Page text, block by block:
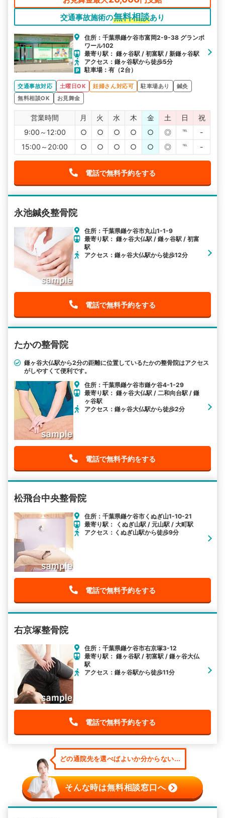
交通事故施術の無料相談あり
住所：千葉県鎌ケ谷市富岡2-9-38 グランポ
ワール102
最寄り駅： 鎌ヶ谷駅 / 初富駅 / 新鎌ヶ谷駅
アクセス：鎌ヶ谷駅から徒歩5分
駐車場：有（2台）
交通事故対応 土曜日OK 妊婦さん対応可 駐車場あり
鍼灸
無料相談OK
お見舞金
営業時間 月 火 水 木 金 土 日
祝
9:00～12:00
○ ○ ○ ○ ○ ◎ ℡
-
15:00～20:00
○ ○ ○ ○ ○ ◎ ℡ -
電話で無料予約をする
永池鍼灸整骨院
住所：千葉県鎌ケ谷市丸山1-1-9
最寄り駅： 鎌ヶ谷大仏駅 / 鎌ヶ谷駅 / 初富
駅
アクセス：鎌ヶ谷大仏駅から徒歩12分
電話で無料予約をする
たかの整骨院
鎌ヶ谷大仏駅から2分の距離に位置しているたかの整骨院はアクセス
がしやすくて便利です。
住所：千葉県鎌ケ谷市鎌ケ谷4-1-29
最寄り駅： 鎌ヶ谷大仏駅 / 二和向台駅 / 鎌
ヶ谷駅
アクセス：鎌ヶ谷大仏駅から徒歩2分
電話で無料予約をする
松飛台中央整骨院
住所：千葉県鎌ケ谷市くぬぎ山1-10-21
最寄り駅： くぬぎ山駅 / 元山駅 / 大町駅
アクセス：くぬぎ山駅から徒歩9分
電話で無料予約をする
右京塚整骨院
住所：千葉県鎌ケ谷市右京塚3-12
最寄り駅： 鎌ヶ谷駅 / 初富駅 / 鎌ヶ谷大仏
駅
アクセス：鎌ヶ谷駅から徒歩11分
電話で無料予約をする
どの通院先を選べばよいか分からない...
そんな時は無料相談窓口へ